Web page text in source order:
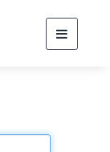
Toggle